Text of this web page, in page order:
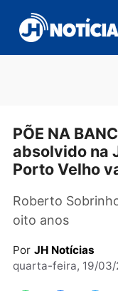
para
conteúdo
PÕE NA
absolvido
Roberto
oito anos